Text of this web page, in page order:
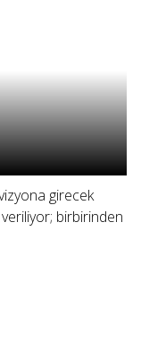
girecek
birbirinden